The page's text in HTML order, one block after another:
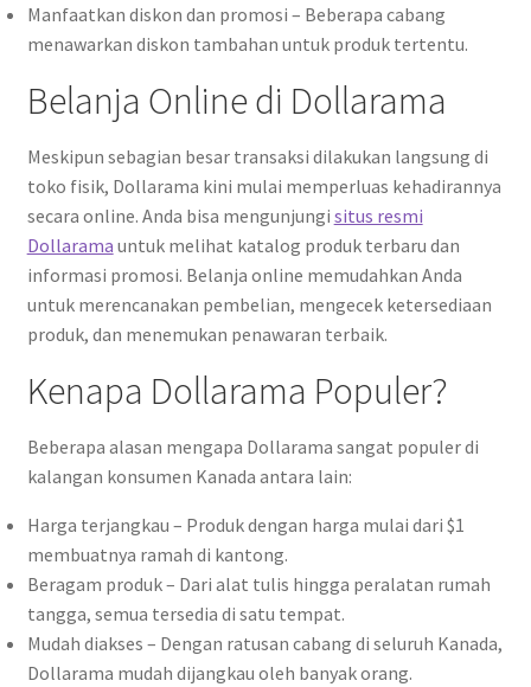
Manfaatkan diskon dan promosi – Beberapa cabang
menawarkan diskon tambahan untuk produk tertentu.
Belanja Online di Dollarama
Meskipun sebagian besar transaksi dilakukan langsung di
toko fisik, Dollarama kini mulai memperluas kehadirannya
secara online. Anda bisa mengunjungi situs resmi
Dollarama untuk melihat katalog produk terbaru dan
informasi promosi. Belanja online memudahkan Anda
untuk merencanakan pembelian, mengecek ketersediaan
produk, dan menemukan penawaran terbaik.
Kenapa Dollarama Populer?
Beberapa alasan mengapa Dollarama sangat populer di
kalangan konsumen Kanada antara lain:
Harga terjangkau – Produk dengan harga mulai dari $1
membuatnya ramah di kantong.
Beragam produk – Dari alat tulis hingga peralatan rumah
tangga, semua tersedia di satu tempat.
Mudah diakses – Dengan ratusan cabang di seluruh Kanada,
Dollarama mudah dijangkau oleh banyak orang.